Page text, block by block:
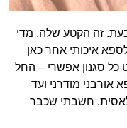
זה הקטע שלה. מדי
איכותי אחר כאן
כל סגנון אפשרי – החל
אורבני מודרני ועד
חשבתי שכבר